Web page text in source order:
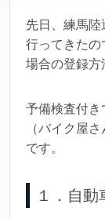
先日、練馬陸
行ってきたの
場合の登録方
予備検査付き
（バイク屋
です。
１．自